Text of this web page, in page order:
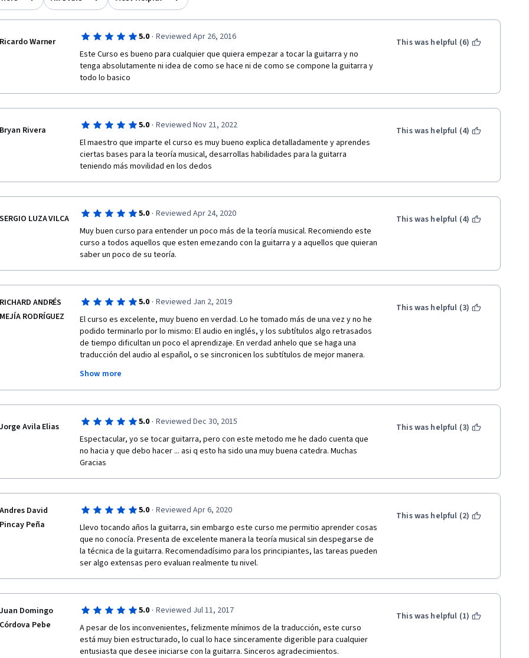
Ricardo Warner 5.0 · Reviewed Apr 26, 2016
Este Curso es bueno para cualquier que quiera empezar a tocar la guitarra y no
tenga absolutamente ni idea de como se hace ni de como se compone la guitarra y
todo lo basico
This was helpful (6)
Bryan Rivera 5.0 · Reviewed Nov 21, 2022
El maestro que imparte el curso es muy bueno explica detalladamente y aprendes
ciertas bases para la teoría musical, desarrollas habilidades para la guitarra
teniendo más movilidad en los dedos
This was helpful (4)
SERGIO LUZA VILCA 5.0 · Reviewed Apr 24, 2020
Muy buen curso para entender un poco más de la teoría musical. Recomiendo este
curso a todos aquellos que esten emezando con la guitarra y a aquellos que quieran
saber un poco de su teoría.
This was helpful (4)
RICHARD ANDRÉS
MEJÍA RODRÍGUEZ
5.0 · Reviewed Jan 2, 2019
El curso es excelente, muy bueno en verdad. Lo he tomado más de una vez y no he
podido terminarlo por lo mismo: El audio en inglés, y los subtítulos algo retrasados
de tiempo dificultan un poco el aprendizaje. En verdad anhelo que se haga una
traducción del audio al español, o se sincronicen los subtítulos de mejor manera.
Saludos desde Colombia,
Show more
This was helpful (3)
Jorge Avila Elias 5.0 · Reviewed Dec 30, 2015
Espectacular, yo se tocar guitarra, pero con este metodo me he dado cuenta que
no hacia y que debo hacer ... asi q esto ha sido una muy buena catedra. Muchas
Gracias
This was helpful (3)
Andres David
Pincay Peña
5.0 · Reviewed Apr 6, 2020
Llevo tocando años la guitarra, sin embargo este curso me permitio aprender cosas
que no conocía. Presenta de excelente manera la teoría musical sin despegarse de
la técnica de la guitarra. Recomendadísimo para los principiantes, las tareas pueden
ser algo extensas pero evaluan realmente tu nivel.
This was helpful (2)
Juan Domingo
Córdova Pebe
5.0 · Reviewed Jul 11, 2017
A pesar de los inconvenientes, felizmente mínimos de la traducción, este curso
está muy bien estructurado, lo cual lo hace sinceramente digerible para cualquier
entusiasta que desee iniciarse con la guitarra. Sinceros agradecimientos.
This was helpful (1)